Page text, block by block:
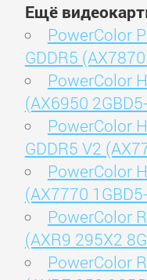
Ещё
PowerColor
GDDR5
PowerColor
(AX6950
PowerColor
GDDR5 V2
PowerColor
(AX7770
PowerColor
(AXR9 295X2
PowerColor